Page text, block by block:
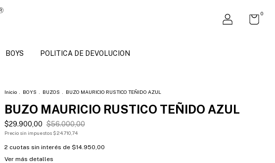
0
BOYS POLITICA DE DEVOLUCION
Inicio BOYS BUZOS BUZO MAURICIO RUSTICO TEÑIDO AZUL
BUZO MAURICIO RUSTICO TEÑIDO AZUL
$29.900,00 $56.000,00
Precio sin impuestos $24.710,74
2 cuotas sin interés de $14.950,00
Ver más detalles